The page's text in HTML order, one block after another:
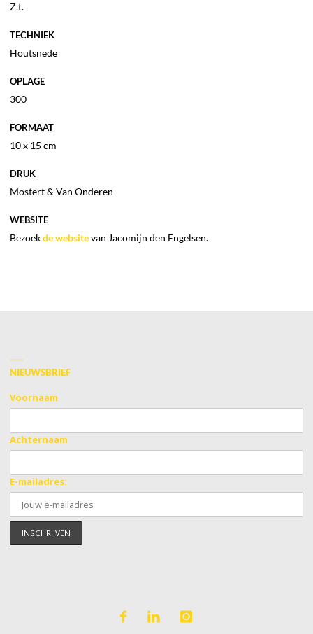
Z.t.
TECHNIEK
Houtsnede
OPLAGE
300
FORMAAT
10 x 15 cm
DRUK
Mostert & Van Onderen
WEBSITE
Bezoekde websitevan Jacomijn den Engelsen.
NIEUWSBRIEF
Voornaam
Achternaam
E-mailadres: